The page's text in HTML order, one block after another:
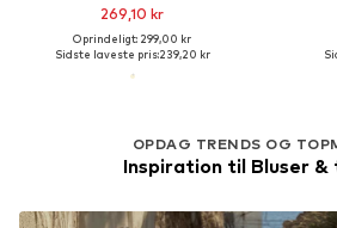
269,10 kr
Oprindeligt: 299,00 kr
Sidste laveste pris:239,20 kr
OPDAG TRENDS OG
Inspiration til Bluser &